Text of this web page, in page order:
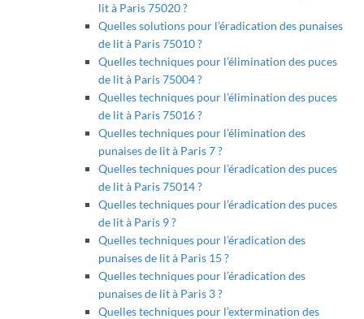
lit à Paris 75020 ?
Quelles solutions pour l’éradication des punaises
de lit à Paris 75010 ?
Quelles techniques pour l’élimination des puces
de lit à Paris 75004 ?
Quelles techniques pour l’élimination des puces
de lit à Paris 75016 ?
Quelles techniques pour l’élimination des
punaises de lit à Paris 7 ?
Quelles techniques pour l’éradication des puces
de lit à Paris 75014 ?
Quelles techniques pour l’éradication des puces
de lit à Paris 9 ?
Quelles techniques pour l’éradication des
punaises de lit à Paris 15 ?
Quelles techniques pour l’éradication des
punaises de lit à Paris 3 ?
Quelles techniques pour l’extermination des